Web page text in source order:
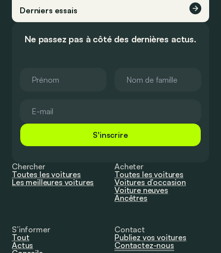
Derniers essais
Ne passez pas à côté des dernières actus.
S'inscrire
Chercher
Toutes les voitures
Les meilleures voitures
Acheter
Toutes les voitures
Voitures d’occasion
Voiture neuves
Ancêtres
S’informer
Tout
Actus
Contact
Publiez vos voitures
Contactez-nous